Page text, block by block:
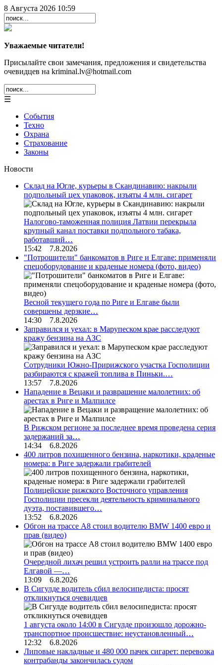
8 Августа 2026 10:59
Уважаемые читатели!
Присылайте свои замечания, предложения и свидетельства
очевидцев на kriminal.lv@hotmail.com
☰
События
Техно
Охрана
Страхование
Законы
Новости
Склад на Югле, курьеры в Скандинавию: накрыли
подпольный цех упаковок, изъяты 4 млн. сигарет
Налогово-таможенная полиция Латвии перекрыла
крупный канал поставки подпольного табака,
работавший…
15:42 7.8.2026
"Потрошители" банкоматов в Риге и Елгаве: применяли
спецоборудование и краденые номера (фото, видео)
Весной текущего года по Риге и Елгаве были
совершены дерзкие…
14:30 7.8.2026
Заправился и уехал: в Марупеском крае расследуют
кражу бензина на АЗС
Сотрудники Южно-Пририжского участка Госполиции
разбираются с кражей топлива в Пиньки.…
13:57 7.8.2026
Нападение в Вецаки и развращение малолетних: об
арестах в Риге и Малпилсе
В Рижском регионе за последнее время проведена серия
задержаний за…
14:34 6.8.2026
400 литров похищенного бензина, наркотики, краденые
номера: в Риге задержали грабителей
Полицейские рижского Восточного управления
Госполиции пресекли деятельность криминального
дуэта, поставившего…
13:52 6.8.2026
Обгон на трассе А8 стоил водителю BMW 1400 евро и
прав (видео)
Очередной лихач решил устроить ралли на трассе под
Елгавой —…
13:09 6.8.2026
В Сигулде водитель сбил велосипедиста: просят
откликнуться очевидцев
1 августа около 14:00 в Сигулде произошло дорожно-
транспортное происшествие: неустановленный…
12:32 6.8.2026
Липовые накладные и 480 000 пачек сигарет: перевозка
контрабанды закончилась судом